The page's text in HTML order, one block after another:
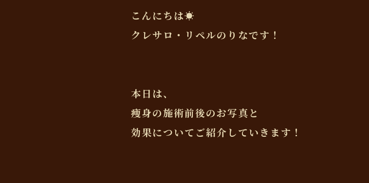
こんにちは☀️
クレサロ・リペルのりなです！
本日は、
痩身の施術前後のお写真と
効果についてご紹介していきます！